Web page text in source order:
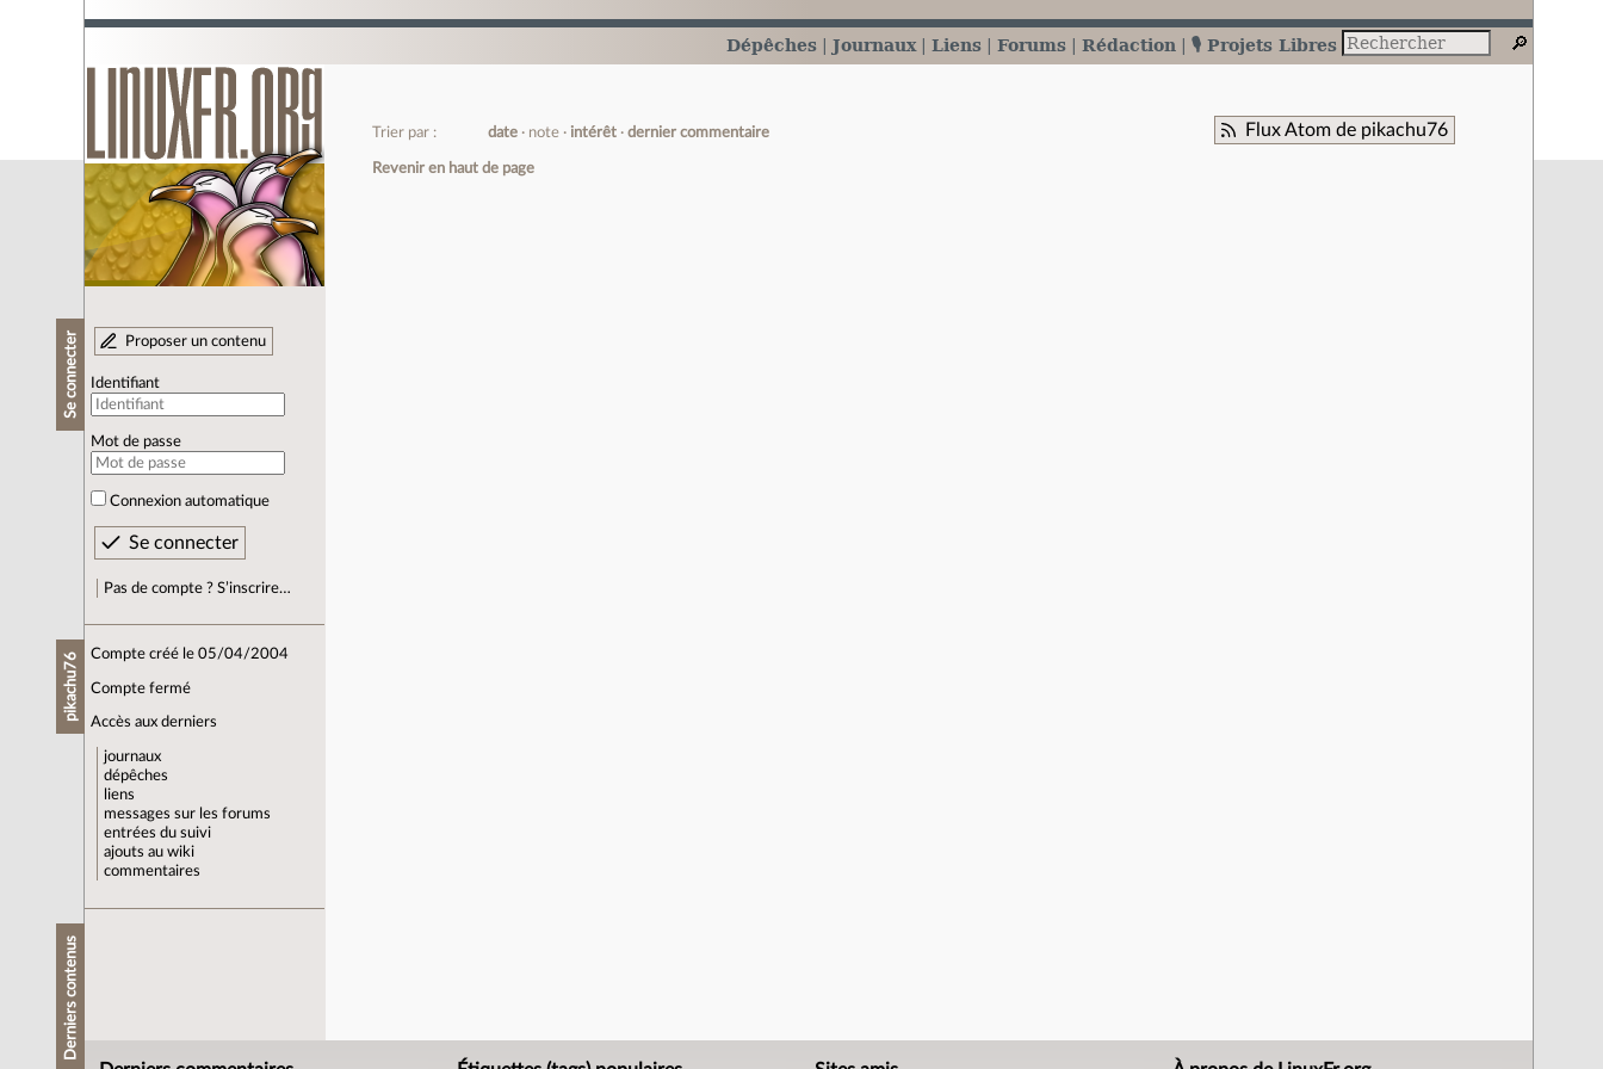
Dépêches Journaux Liens Forums Rédaction 🎙️ Projets Libres
Se connecter Proposer un contenu
Identifiant
Mot de passe
Connexion automatique
Pas de compte ? S’inscrire…
pikachu76 Compte créé le 05/04/2004
Compte fermé
Accès aux derniers
journaux
dépêches
liens
messages sur les forums
entrées du suivi
ajouts au wiki
commentaires
Derniers contenus
Flux Atom de pikachu76
Trier par : date note intérêt dernier commentaire
Revenir en haut de page